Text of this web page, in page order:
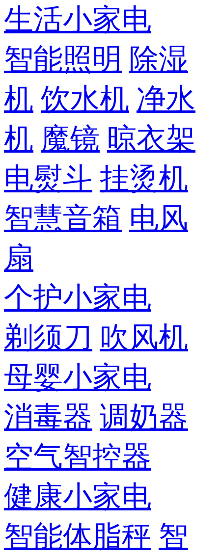
生活小家电
智能照明 除湿
机 饮水机 净水
机 魔镜 晾衣架
电熨斗 挂烫机
智慧音箱 电风
扇
个护小家电
剃须刀 吹风机
母婴小家电
消毒器 调奶器
空气智控器
健康小家电
智能体脂秤 智